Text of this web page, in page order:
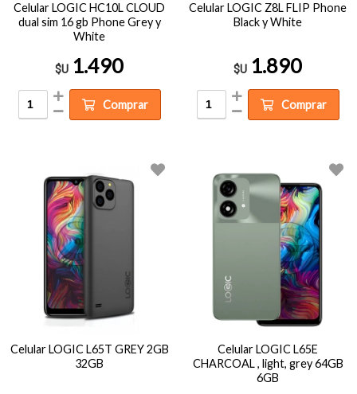
Celular LOGIC HC10L CLOUD
dual sim 16 gb Phone Grey y
White
$U 1.490
Comprar
Celular LOGIC Z8L FLIP Phone
Black y White
$U 1.890
Comprar
Celular LOGIC L65T GREY 2GB
32GB
Celular LOGIC L65E
CHARCOAL , light, grey 64GB
6GB